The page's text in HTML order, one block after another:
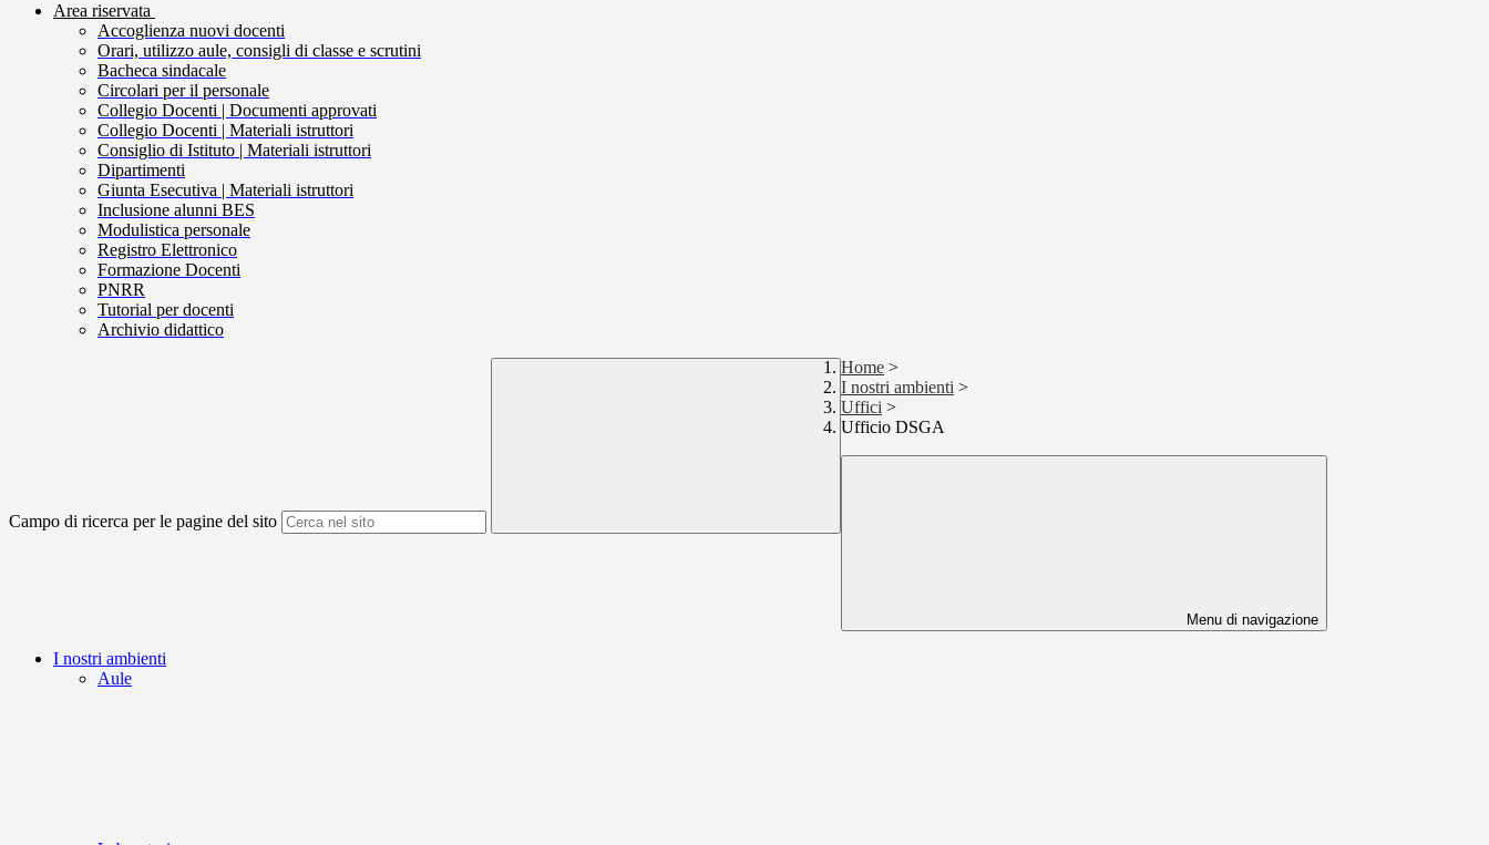
Area riservata
Accoglienza nuovi docenti
Orari, utilizzo aule, consigli di classe e scrutini
Bacheca sindacale
Circolari per il personale
Collegio Docenti | Documenti approvati
Collegio Docenti | Materiali istruttori
Consiglio di Istituto | Materiali istruttori
Dipartimenti
Giunta Esecutiva | Materiali istruttori
Inclusione alunni BES
Modulistica personale
Registro Elettronico
Formazione Docenti
PNRR
Tutorial per docenti
Archivio didattico
Campo di ricerca per le pagine del sito
Home >
I nostri ambienti >
Uffici >
Ufficio DSGA
Menu di navigazione
I nostri ambienti
Aule